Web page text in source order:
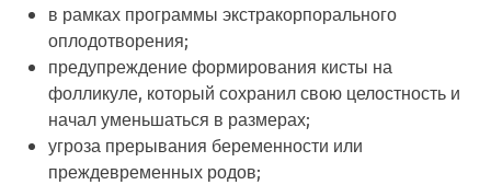
в рамках программы экстракорпорального
оплодотворения;
предупреждение формирования кисты на
фолликуле, который сохранил свою целостность и
начал уменьшаться в размерах;
угроза прерывания беременности или
преждевременных родов;